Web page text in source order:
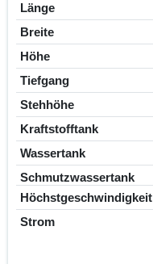
Länge
Breite
Höhe
Tiefgang
Stehhöhe
Kraftstofftank
Wassertank
Schmutzwassertank
Höchstgeschwindigkeit
Strom